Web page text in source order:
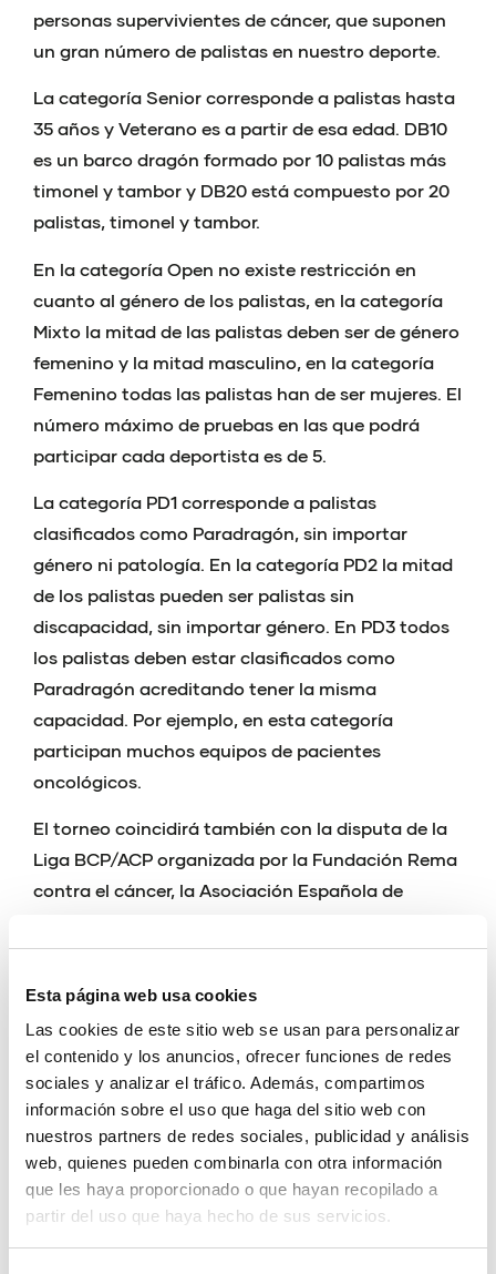
Esta página web usa cookies
Las cookies de este sitio web se usan para personalizar
el contenido y los anuncios, ofrecer funciones de redes
sociales y analizar el tráfico. Además, compartimos
información sobre el uso que haga del sitio web con
nuestros partners de redes sociales, publicidad y análisis
web, quienes pueden combinarla con otra información
que les haya proporcionado o que hayan recopilado a
partir del uso que haya hecho de sus servicios.
personas supervivientes de cáncer, que suponen
un gran número de palistas en nuestro deporte.
La categoría Senior corresponde a palistas hasta
35 años y Veterano es a partir de esa edad. DB10
es un barco dragón formado por 10 palistas más
timonel y tambor y DB20 está compuesto por 20
palistas, timonel y tambor.
En la categoría Open no existe restricción en
cuanto al género de los palistas, en la categoría
Mixto la mitad de las palistas deben ser de género
femenino y la mitad masculino, en la categoría
Femenino todas las palistas han de ser mujeres. El
número máximo de pruebas en las que podrá
participar cada deportista es de 5.
La categoría PD1 corresponde a palistas
clasificados como Paradragón, sin importar
género ni patología. En la categoría PD2 la mitad
de los palistas pueden ser palistas sin
discapacidad, sin importar género. En PD3 todos
los palistas deben estar clasificados como
Paradragón acreditando tener la misma
capacidad. Por ejemplo, en esta categoría
participan muchos equipos de pacientes
oncológicos.
El torneo coincidirá también con la disputa de la
Liga BCP/ACP organizada por la Fundación Rema
contra el cáncer, la Asociación Española de
lugar esta liga específicamente dirigida a palistas
que han padecido un cáncer de mama y otros
tipos de cáncer.
El evento se lleva a cabo a través programa de
ayudas a competiciones PAC CV, impulsado por la
Fundación Trinidad Alfonso y el Comité Olímpico
Español y se celebra en “la Comunitat Valenciana,